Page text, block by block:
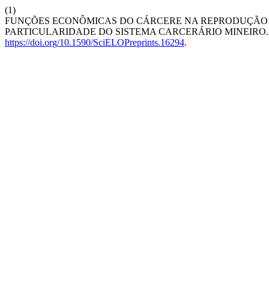
(1)
FUNÇÕES ECONÔMICAS DO CÁRCERE NA
PARTICULARIDADE DO SISTEMA CARCERÁRIO
https://doi.org/10.1590/SciELOPreprints.16294.